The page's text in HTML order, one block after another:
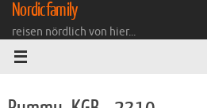
Zum
Inhalt
springen
Nordicfamily
reisen nördlich von hier...